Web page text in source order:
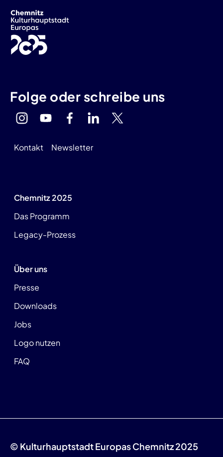
Folge oder schreibe uns
Kontakt Newsletter
Chemnitz 2025
Das Programm
Legacy-Prozess
Über uns
Presse
Downloads
Jobs
Logo nutzen
FAQ
© Kulturhauptstadt Europas Chemnitz 2025